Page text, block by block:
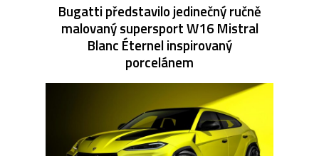
Bugatti představilo jedinečný ručně
malovaný supersport W16 Mistral
Blanc Éternel inspirovaný
porcelánem